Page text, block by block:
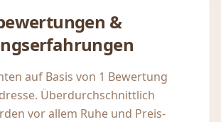
&
auf Basis von 1 Bewertung
Überdurchschnittlich
vor allem Ruhe und Preis-